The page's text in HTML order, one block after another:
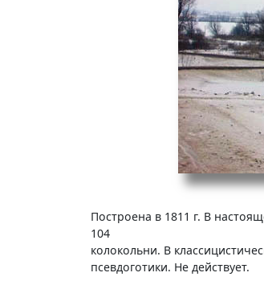
Построена в 1811 г. В
104
колокольни. В
псевдоготики. Не действует.